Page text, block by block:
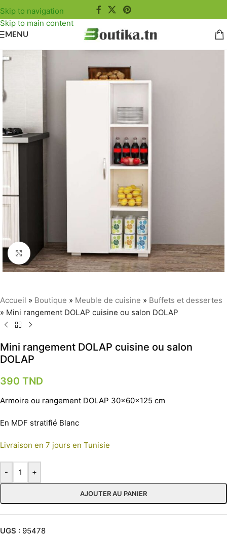
Skip to navigation
Skip to main content
MENU
Agrandir
Accueil » Boutique » Meuble de cuisine » Buffets et dessertes
» Mini rangement DOLAP cuisine ou salon DOLAP
Mini rangement DOLAP cuisine ou salon
DOLAP
390 TND
Armoire ou rangement DOLAP 30x60x125 cm
En MDF stratifié Blanc
Livraison en 7 jours en Tunisie
- +
AJOUTER AU PANIER
UGS : 95478